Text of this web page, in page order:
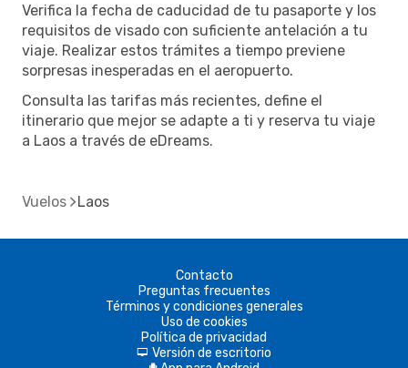
Verifica la fecha de caducidad de tu pasaporte y los
requisitos de visado con suficiente antelación a tu
viaje. Realizar estos trámites a tiempo previene
sorpresas inesperadas en el aeropuerto.
Consulta las tarifas más recientes, define el
itinerario que mejor se adapte a ti y reserva tu viaje
a Laos a través de eDreams.
Vuelos Laos
Contacto
Preguntas frecuentes
Términos y condiciones generales
Uso de cookies
Política de privacidad
d Versión de escritorio